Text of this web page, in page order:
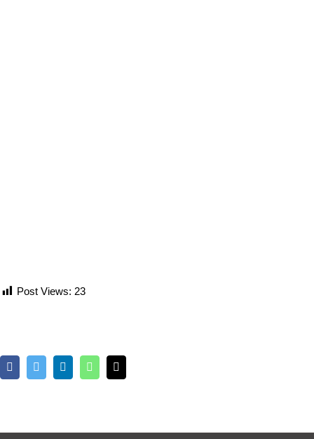
Post Views: 23
FacebookTwitter LinkedInWhatsapp